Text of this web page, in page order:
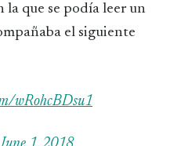
que se podía leer un
el siguiente
wRohcBDsu1